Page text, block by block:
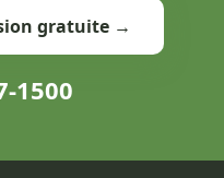
gratuite →
1500